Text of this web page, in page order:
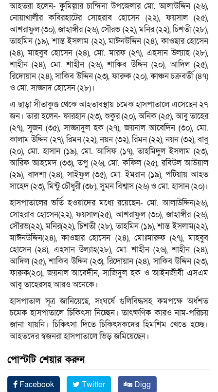
আহতরা হলেন- কুমিল্লার চান্দিনা উপজেলার মো. আলাউদ্দিন (২৬),
নোয়াখালীর কবিরহাটের সোহরাব হোসেন (২২), ফয়সাল (২৫),
আশরাফুল (৩০), জাহাঙ্গীর (২৬), সৌরভ (২২), মনির (২২), চিশতী (২৮),
তাহমিন (১৯), শান্ত ইসলাম (২২), মাঈনউদ্দিন (২৪), কাওছার হোসেন
(২৪), মাহবুব হোসেন (২৪), মো. মারফ (২৭), এহসান উল্যাহ (২৮),
শাহীন (২৪), মো. শাহীন (২৬), শাকিব উদ্দিন (২০), আদিল (২৫),
রিদোয়ান (২৪), সাকিব উদ্দিন (২৩), ফারুক (২০), কাঞ্চন চক্রবর্তী (৪৭)
ও মো. সাজ্জাদ হোসেন (২৮)।
এ ছাড়া সীতাকুণ্ড থেকে আহতাবস্থায় চমেক হাসপাতালে এসেছেন ২৭
জন। তারা হলেন- ফারহান (২৩), শুকুর (২০), অনিক (২৫), আবু তাহের
(২৭), সুজন (৩৫), সাজ্জাদুল হক (২৭), জয়নাল আবেদিন (৩০), মো.
কালাম উদ্দিন (২৭), রিমন (২২), নয়ন (৩২), রিমন (২২), নয়ন (৩২), বাবু
(২০), মো. হাসান (১৯), মো. আসিফ (১৭), তাহমিদুল ইসলাম (২৩),
আরিফ আহমেদ (৩৩), তপু (২৬), মো. কফিল (২৫), রবিউল আউয়াল
(২৯), বাদশা (২৪), সাইফুল (৩৫), মো. ইমরান (১৯), পটিয়ায় আহত
সাহেদ (২৩), মিন্টু চৌধুরী (৩৮), সুমন বিশ্বাস (২৬) ও মো. হাসান (২০)।
হাসপাতালের ভর্তি হওয়াদের মধ্যে রয়েছেন- মো. আলাউদ্দিন(২৬),
সোহরাব হোসেন(২২), ফয়সাল(২৫), আশরাফুল (৩০), জাহাঙ্গীর (২৬),
সৌরভ(২২), মনির(২২), চিশতী (২৮), তাহমিন (১৯), শান্ত ইসলাম(২২),
মাঈনউদ্দিন(২৪), কাওছার হোসেন (২৪), মোঃমারুফ (২৭), মাহবুব
হোসেন (২৪), এহসান উল্যাহ(২৮), মো. শাহীন (২৬), শাহীন (২৪),
আদিল (২৫), শাকিব উদ্দিন (২৩), রিদোয়ান (২৪), সাকিব উদ্দিন (২৩),
ফারুক(২০), জয়নাল আবেদীন, সাজিদুল হক ও আইনজীবী এসএম
আবু তাহেরসহ আরও অনেকে।
হাসপাতাল সূত্র জানিয়েছে, সংঘর্ষে গুলিবিদ্ধসহ কমপক্ষে অর্ধশত
চমেক হাসপাতালে চিকিৎসা নিচ্ছেন। তাৎক্ষণিক কারও নাম-পরিচয়
জানা যায়নি। চিকিৎসা দিতে চিকিৎসকদের হিমশিম খেতে হচ্ছে।
আহতদের স্বজনরা হাসপাতালে ভিড় জমিয়েছেন।
পোস্টটি শেয়ার করুন
Facebook Twitter
Digg